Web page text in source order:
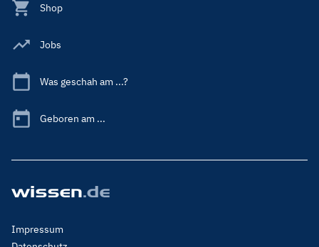
Shop
Jobs
Was geschah am ...?
Geboren am ...
Footer
Impressum